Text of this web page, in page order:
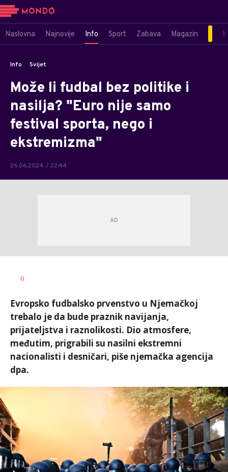
Naslovna Najnovije Info Sport Zabava Magazin
Info Svijet
Može li fudbal bez politike i
nasilja? "Euro nije samo
festival sporta, nego i
ekstremizma"
26.06.2024. / 22:44
AUTOR
0
Evropsko fudbalsko prvenstvo u Njemačkoj
trebalo je da bude praznik navijanja,
prijateljstva i raznolikosti. Dio atmosfere,
međutim, prigrabili su nasilni ekstremni
nacionalisti i desničari, piše njemačka agencija
dpa.